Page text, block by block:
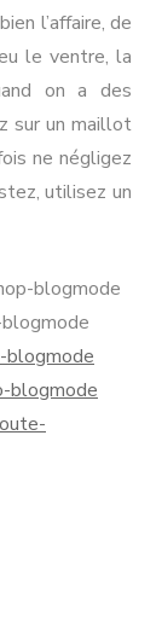
l’affaire, de
le ventre, la
on a des
sur un maillot
ne négligez
utilisez un